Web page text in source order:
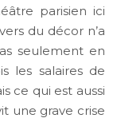
parisien ici
du décor n’a
seulement en
les salaires de
ce qui est aussi
une grave crise